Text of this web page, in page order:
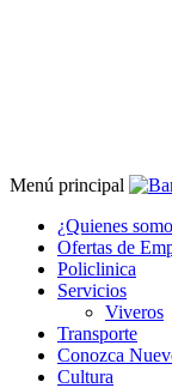
Menú principal
¿Quienes
Ofertas de
Policlinica
Servicios
Viveros
Transporte
Conozca
Cultura